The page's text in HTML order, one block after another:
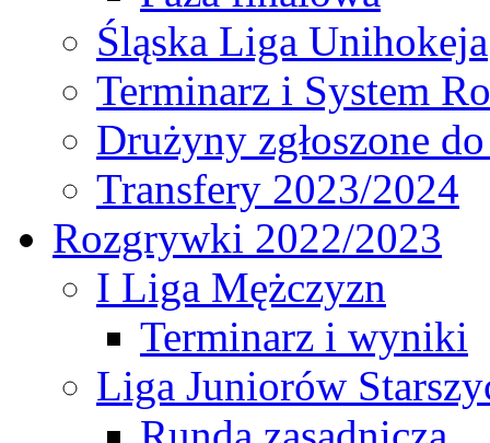
Śląska Liga Unihokeja
Terminarz i System
Drużyny zgłoszone
Transfery 2023/2024
Rozgrywki 2022/2023
I Liga Mężczyzn
Terminarz i wyniki
Liga Juniorów